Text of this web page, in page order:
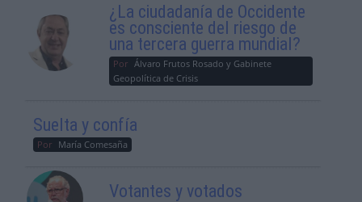
¿La ciudadanía de Occidente
es consciente del riesgo de
una tercera guerra mundial?
Por Álvaro Frutos Rosado y Gabinete
Geopolítica de Crisis
Suelta y confía
Por María Comesaña
Votantes y votados